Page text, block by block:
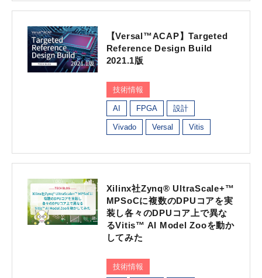
【Versal™ACAP】Targeted
Reference Design Build
2021.1版
技術情報
AI FPGA 設計
Vivado Versal Vitis
Xilinx社Zynq® UltraScale+™
MPSoCに複数のDPUコアを実
装し各々のDPUコア上で異な
るVitis™ AI Model Zooを動か
してみた
技術情報